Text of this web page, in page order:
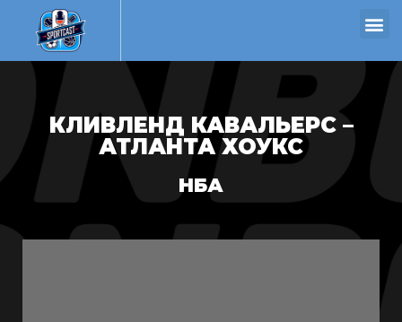
КЛИВЛЕНД КАВАЛЬЕРС –
АТЛАНТА ХОУКС
НБА